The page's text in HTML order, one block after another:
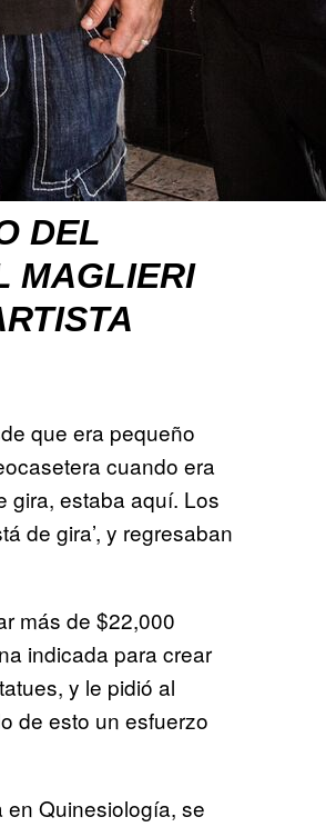
DEL
MAGLIERI
que era pequeño
cuando era
gira, estaba aquí. Los
de gira’, y regresaban
más de $22,000
indicada para crear
y le pidió al
de esto un esfuerzo
Quinesiología, se